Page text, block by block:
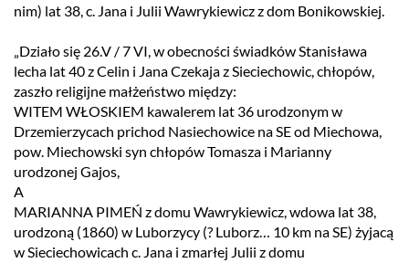
nim) lat 38, c. Jana i Julii Wawrykiewicz z dom Bonikowskiej.
„Działo się 26.V / 7 VI, w obecności świadków Stanisława
lecha lat 40 z Celin i Jana Czekaja z Sieciechowic, chłopów,
zaszło religijne małżeństwo między:
WITEM WŁOSKIEM kawalerem lat 36 urodzonym w
Drzemierzycach prichod Nasiechowice na SE od Miechowa,
pow. Miechowski syn chłopów Tomasza i Marianny
urodzonej Gajos,
A
MARIANNA PIMEŃ z domu Wawrykiewicz, wdowa lat 38,
urodzoną (1860) w Luborzycy (? Luborz… 10 km na SE) żyjacą
w Sieciechowicach c. Jana i zmarłej Julii z domu